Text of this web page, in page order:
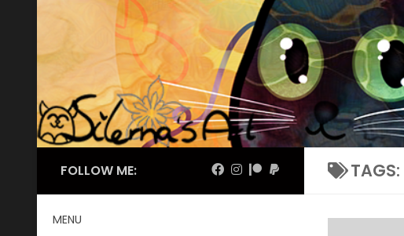
Skip to content
TAGS:
FOLLOW ME:
MENU